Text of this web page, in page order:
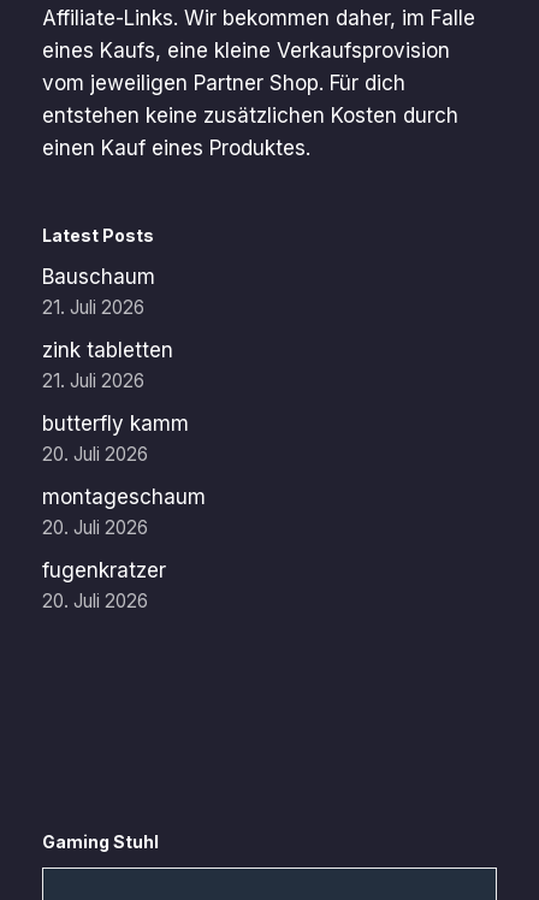
Affiliate-Links. Wir bekommen daher, im Falle
eines Kaufs, eine kleine Verkaufsprovision
vom jeweiligen Partner Shop. Für dich
entstehen keine zusätzlichen Kosten durch
einen Kauf eines Produktes.
Latest Posts
Bauschaum
21. Juli 2026
zink tabletten
21. Juli 2026
butterfly kamm
20. Juli 2026
montageschaum
20. Juli 2026
fugenkratzer
20. Juli 2026
Gaming Stuhl